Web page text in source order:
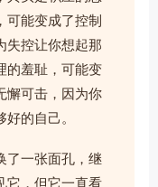
能变成了控制
控让你想起那
的羞耻，可能变
可击，因为你
的自己。
了一张面孔，继
它，但它一直看